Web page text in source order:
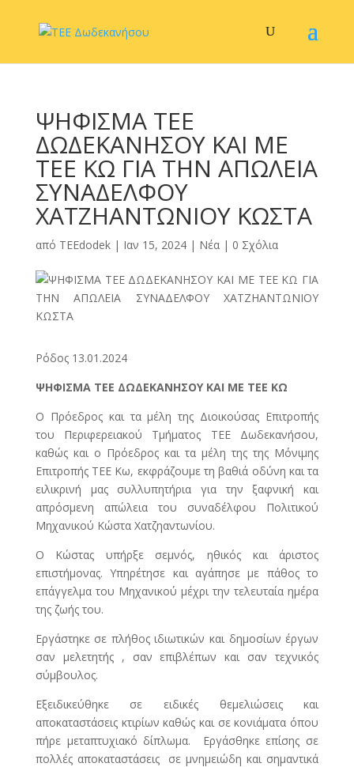
ΨΗΦΙΣΜΑ ΤΕΕ
ΔΩΔΕΚΑΝΗΣΟΥ ΚΑΙ ΜΕ
ΤΕΕ ΚΩ ΓΙΑ ΤΗΝ ΑΠΩΛΕΙΑ
ΣΥΝΑΔΕΛΦΟΥ
ΧΑΤΖΗΑΝΤΩΝΙΟΥ ΚΩΣΤΑ
από TEEdodek| Ιαν 15, 2024| Νέα| 0 Σχόλια
Ρόδος 13.01.2024
ΨΗΦΙΣΜΑ ΤΕΕ ΔΩΔΕΚΑΝΗΣΟΥ ΚΑΙ ΜΕ ΤΕΕ ΚΩ
Ο Πρόεδρος και τα μέλη της Διοικούσας Επιτροπής
του Περιφερειακού Τμήματος ΤΕΕ Δωδεκανήσου,
καθώς και ο Πρόεδρος και τα μέλη της της Μόνιμης
Επιτροπής ΤΕΕ Κω, εκφράζουμε τη βαθιά οδύνη και τα
ειλικρινή μας συλλυπητήρια για την ξαφνική και
απρόσμενη απώλεια του συναδέλφου Πολιτικού
Μηχανικού Κώστα Χατζηαντωνίου.
Ο Κώστας υπήρξε σεμνός, ηθικός και άριστος
επιστήμονας. Υπηρέτησε και αγάπησε με πάθος το
επάγγελμα του Μηχανικού μέχρι την τελευταία ημέρα
της ζωής του.
Εργάστηκε σε πλήθος ιδιωτικών και δημοσίων έργων
σαν μελετητής , σαν επιβλέπων και σαν τεχνικός
σύμβουλος.
Εξειδικεύθηκε σε ειδικές θεμελιώσεις και
αποκαταστάσεις κτιρίων καθώς και σε κονιάματα όπου
πήρε μεταπτυχιακό δίπλωμα. Εργάσθηκε επίσης σε
πολλές αποκαταστάσεις σε μνημειώδη και σημαντικά